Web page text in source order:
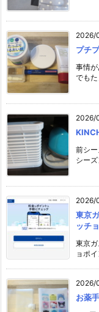
2026/
プチ
事情
でも
2026/
前シ
シー
2026/
東京
ッチ
東京
ョポ
2026/
お薬